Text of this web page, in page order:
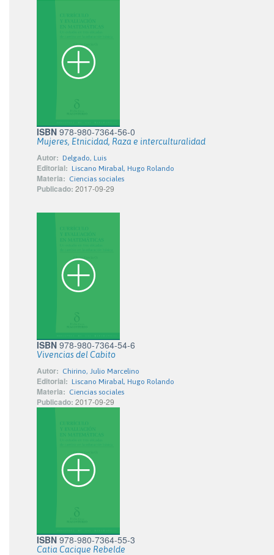
ISBN 978-980-7364-56-0
Mujeres, Etnicidad, Raza e interculturalidad
Autor: Delgado, Luis
Editorial: Liscano Mirabal, Hugo Rolando
Materia: Ciencias sociales
Publicado: 2017-09-29
ISBN 978-980-7364-54-6
Vivencias del Cabito
Autor: Chirino, Julio Marcelino
Editorial: Liscano Mirabal, Hugo Rolando
Materia: Ciencias sociales
Publicado: 2017-09-29
ISBN 978-980-7364-55-3
Catia Cacique Rebelde